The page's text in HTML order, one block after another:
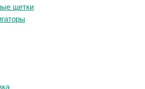
щетки